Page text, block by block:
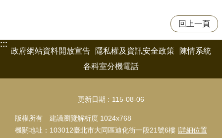
回上一頁
:::
政府網站資料開放宣告
隱私權及資訊安全政策
陳情系統
各科室分機電話
更新日期 115-08-06
版權所有 建議瀏覽解析度 1024x768
機關地址：103012臺北市大同區迪化街一段21號6樓 [詳細位置